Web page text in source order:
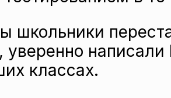
школьники
уверенно
классах.